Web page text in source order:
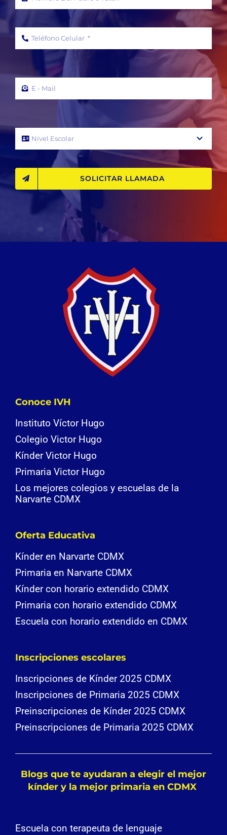
SOLICITAR LLAMADA
Conoce IVH
Instituto Víctor Hugo
Colegio Victor Hugo
Kínder Victor Hugo
Primaria Victor Hugo
Los mejores colegios y escuelas de la
Narvarte CDMX
Oferta Educativa
Kínder en Narvarte CDMX
Primaria en Narvarte CDMX
Kínder con horario extendido CDMX
Primaria con horario extendido CDMX
Escuela con horario extendido en CDMX
Inscripciones escolares
Inscripciones de Kínder 2025 CDMX
Inscripciones de Primaria 2025 CDMX
Preinscripciones de Kínder 2025 CDMX
Preinscripciones de Primaria 2025 CDMX
Blogs que te ayudaran a elegir el mejor
kínder y la mejor primaria en CDMX
Escuela con terapeuta de lenguaje